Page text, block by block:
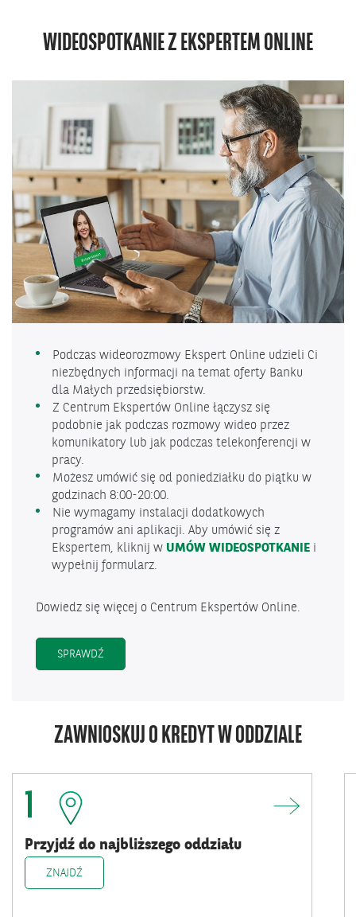
WIDEOSPOTKANIE Z EKSPERTEM ONLINE
Podczas wideorozmowy Ekspert Online udzieli Ci
niezbędnych informacji na temat oferty Banku
dla Małych przedsiębiorstw.
Z Centrum Ekspertów Online łączysz się
podobnie jak podczas rozmowy wideo przez
komunikatory lub jak podczas telekonferencji w
pracy.
Możesz umówić się od poniedziałku do piątku w
godzinach 8:00-20:00.
Nie wymagamy instalacji dodatkowych
programów ani aplikacji. Aby umówić się z
Ekspertem, kliknij w UMÓW WIDEOSPOTKANIE i
wypełnij formularz.
Dowiedz się więcej o Centrum Ekspertów Online.
SPRAWDŹ
ZAWNIOSKUJ O KREDYT W ODDZIALE
1
Przyjdź do najbliższego oddziału
ZNAJDŹ